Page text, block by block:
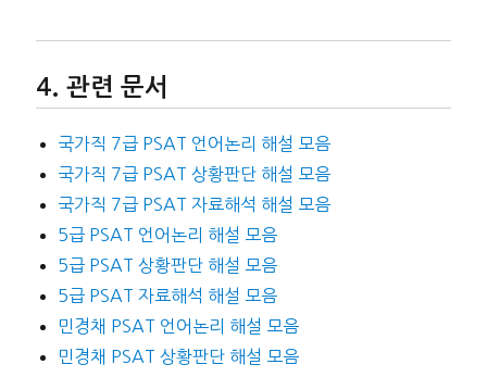
관련 문서
국가직 7급 PSAT 언어논리 해설 모음
국가직 7급 PSAT 상황판단 해설 모음
국가직 7급 PSAT 자료해석 해설 모음
5급 PSAT 언어논리 해설 모음
5급 PSAT 상황판단 해설 모음
5급 PSAT 자료해석 해설 모음
민경채 PSAT 언어논리 해설 모음
민경채 PSAT 상황판단 해설 모음